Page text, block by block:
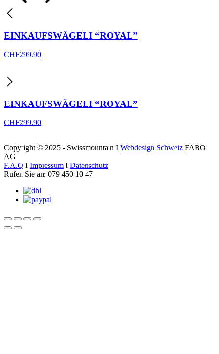
EINKAUFSWÄGELI “ROYAL”
CHF299.90
EINKAUFSWÄGELI “ROYAL”
CHF299.90
Copyright © 2025 - Swissmountain I Webdesign Schweiz FABO
AG
F.A.Q I Impressum I Datenschutz
Rufen Sie an: 079 450 10 47